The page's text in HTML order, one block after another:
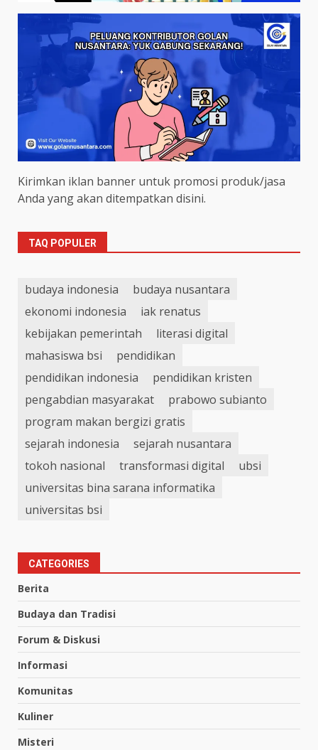
Kirimkan iklan banner untuk promosi produk/jasa
Anda yang akan ditempatkan disini.
TAQ POPULER
budaya indonesia
budaya nusantara
ekonomi indonesia
iak renatus
kebijakan pemerintah
literasi digital
mahasiswa bsi
pendidikan
pendidikan indonesia
pendidikan kristen
pengabdian masyarakat
prabowo subianto
program makan bergizi gratis
sejarah indonesia
sejarah nusantara
tokoh nasional
transformasi digital
ubsi
universitas bina sarana informatika
universitas bsi
CATEGORIES
Berita
Budaya dan Tradisi
Forum & Diskusi
Informasi
Komunitas
Kuliner
Misteri